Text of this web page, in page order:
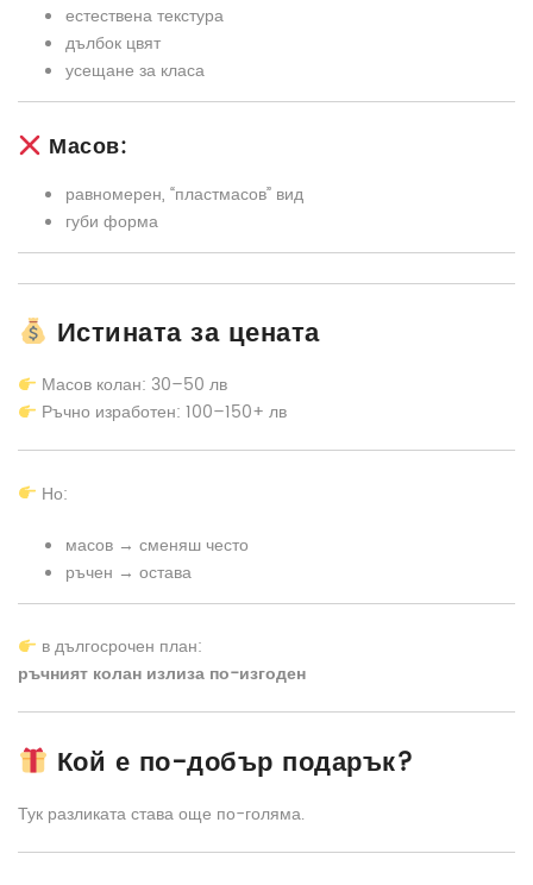
естествена текстура
дълбок цвят
усещане за класа
Масов:
равномерен, “пластмасов” вид
губи форма
Истината за цената
Масов колан: 30–50 лв
Ръчно изработен: 100–150+ лв
Но:
масов → сменяш често
ръчен → остава
в дългосрочен план:
ръчният колан излиза по-изгоден
Кой е по-добър подарък?
Тук разликата става още по-голяма.